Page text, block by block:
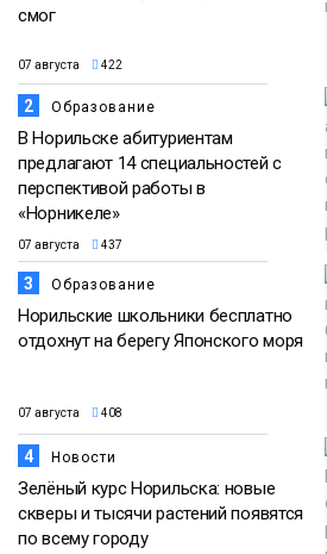
смог
07 августа 422
2 Образование
В Норильске абитуриентам
предлагают 14 специальностей с
перспективой работы в
«Норникеле»
07 августа 437
3 Образование
Норильские школьники бесплатно
отдохнут на берегу Японского моря
07 августа 408
4 Новости
Зелёный курс Норильска: новые
скверы и тысячи растений появятся
по всему городу